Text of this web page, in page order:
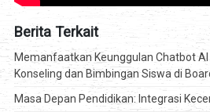
Berita Terkait
Memanfaatkan Keunggulan Chatbot
Konseling dan Bimbingan Siswa di
Masa Depan Pendidikan: Integrasi